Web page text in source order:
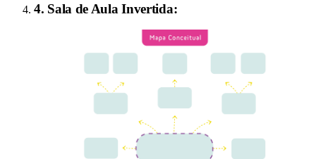
4. Sala de Aula Invertida: